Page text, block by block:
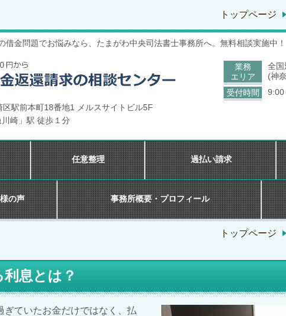
トップページ
借金問題でお悩みなら、たまがわ中央司法書士事務所へ。無料相談実施中！
駅前本町18番地1 メルスサイトビル5F
崎」駅 徒歩１分
業務
エリア
全国
(神
受付時間
9:00
任意整理 過払い請求
の声 事務所概要・プロフィール
トップページ
息とは？
ていたお金だけではなく、払